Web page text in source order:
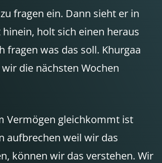
fragen ein. Dann sieht er in
holt sich einen heraus
fragen was das soll. Khurgaa
die nächsten Wochen
Vermögen gleichkommt ist
aufbrechen weil wir das
können wir das verstehen. Wir